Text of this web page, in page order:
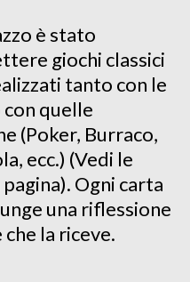
è stato
giochi classici
tanto con le
quelle
(Poker, Burraco,
ecc.) (Vedi le
Ogni carta
una riflessione
la riceve.